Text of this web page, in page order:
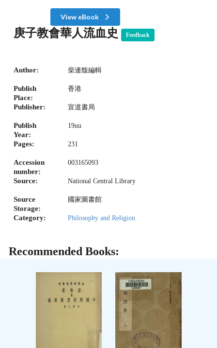
View eBook
庚子教會華人流血史 Feedback
Author: 柴連馥編輯
Publish
Place:
香港
Publisher: 宣道書局
Publish
Year:
19uu
Pages: 231
Accession
number:
003165093
Source: National Central Library
Source
Storage:
國家圖書館
Category: Philosophy and Religion
Recommended Books: